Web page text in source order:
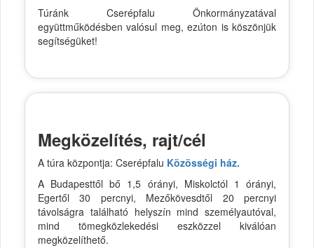
Túránk Cserépfalu Önkormányzatával
együttműködésben valósul meg, ezúton is köszönjük
segítségüket!
Megközelítés, rajt/cél
A túra központja: Cserépfalu Közösségi ház.
A Budapesttől bő 1,5 órányi, Miskolctól 1 órányi,
Egertől 30 percnyi, Mezőkövesdtől 20 percnyi
távolságra található helyszín mind személyautóval,
mind tömegközlekedési eszközzel kiválóan
megközelíthető.